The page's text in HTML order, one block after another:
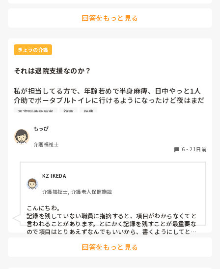
回答をもっと見る
きょうの介護
それは退院支援なのか？
私が担当してる方で、年齢若めで半身麻痺、日中やっと1人
介助でポータブルトイレに行けるようになったけど夜はまだ
オムツ。高次脳機能障害もあって復職どころか運転再開も難
日々の記録を書くのはもちろん、ADLだったり退院支援だっ
たり、項目ごとにそれに合った記録を書くようになってて。
後輩ちゃんがその方の退院支援を記録書いてたんだけ
は小さいから荷物があまり乗らない。だから買い替えようと
思ってる」と言っている。"っていう内容を退院支援の項目
に書いてて。
それは退院支援の項目に書くことなのか？って思ってしまっ
していかないといけないって書くなら退院支援の項目に書い
てよさそうだけど、言っていたことだけ書くのは普通の記録
では？もしかしたら後輩ちゃんの中では"退院後のことを言
高次脳機能障害 復職 後輩
もっぴ
介護福祉士
6・ 21日前
KZ IKEDA
介護福祉士, 介護老人保健施設
こんにちわ。
記録を残していない職員に指摘すると、項目がわからなくてと
言われることがあります。とにかく記録を残すことが最重要な
ので項目はとりあえずなんでもいいから、書くようにしてと伝
かれており、それが担当様に伝わっているのだから大きな問題
回答をもっと見る